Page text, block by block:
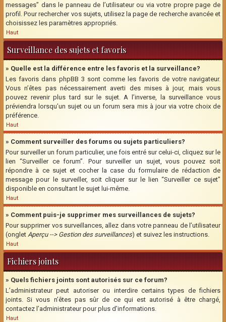
messages” dans le panneau de l’utilisateur ou via votre propre page de
profil. Pour rechercher vos sujets, utilisez la page de recherche avancée et
choisissez les paramètres appropriés.
Haut
Surveillance des sujets et favoris
» Quelle est la différence entre les favoris et la surveillance?
Les favoris dans phpBB 3 sont comme les favoris de votre navigateur.
Vous n’êtes pas nécessairement averti des mises à jour, mais vous
pouvez revenir plus tard sur le sujet. A l’inverse, la surveillance vous
préviendra lorsqu’un sujet ou un forum sera mis à jour via votre choix de
préférence.
Haut
» Comment surveiller des forums ou sujets particuliers?
Pour surveiller un forum particulier, une fois entré sur celui-ci, cliquez sur le
lien “Surveiller ce forum”. Pour surveiller un sujet, vous pouvez soit
répondre à ce sujet et cocher la case du formulaire de rédaction de
message pour le surveiller, soit cliquer sur le lien “Surveiller ce sujet”
disponible en consultant le sujet lui-même.
Haut
» Comment puis-je supprimer mes surveillances de sujets?
Pour supprimer vos surveillances, allez dans votre panneau de l’utilisateur
(onglet Aperçu --> Gestion des surveillances) et suivez les instructions.
Haut
Fichiers joints
» Quels fichiers joints sont autorisés sur ce forum?
L’administrateur peut autoriser ou interdire certains types de fichiers
joints. Si vous n’êtes pas sûr de ce qui est autorisé à être chargé,
contactez l’administrateur pour plus d’informations.
Haut